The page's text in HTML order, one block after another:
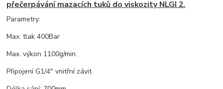
přečerpávání mazacích tuků do viskozity NLGI 2.
Parametry:
Max. tlak 400Bar
Max. výkon 1100g/min.
Připojení G1/4" vnitřní závit